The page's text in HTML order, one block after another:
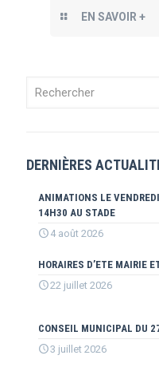
EN SAVOIR +
DERNIÈRES
ANIMATIONS LE
14H30 AU STADE
4 août 2026
HORAIRES D’ETE MAIRIE
22 juillet 2026
CONSEIL MUNICIPAL DU
3 juillet 2026